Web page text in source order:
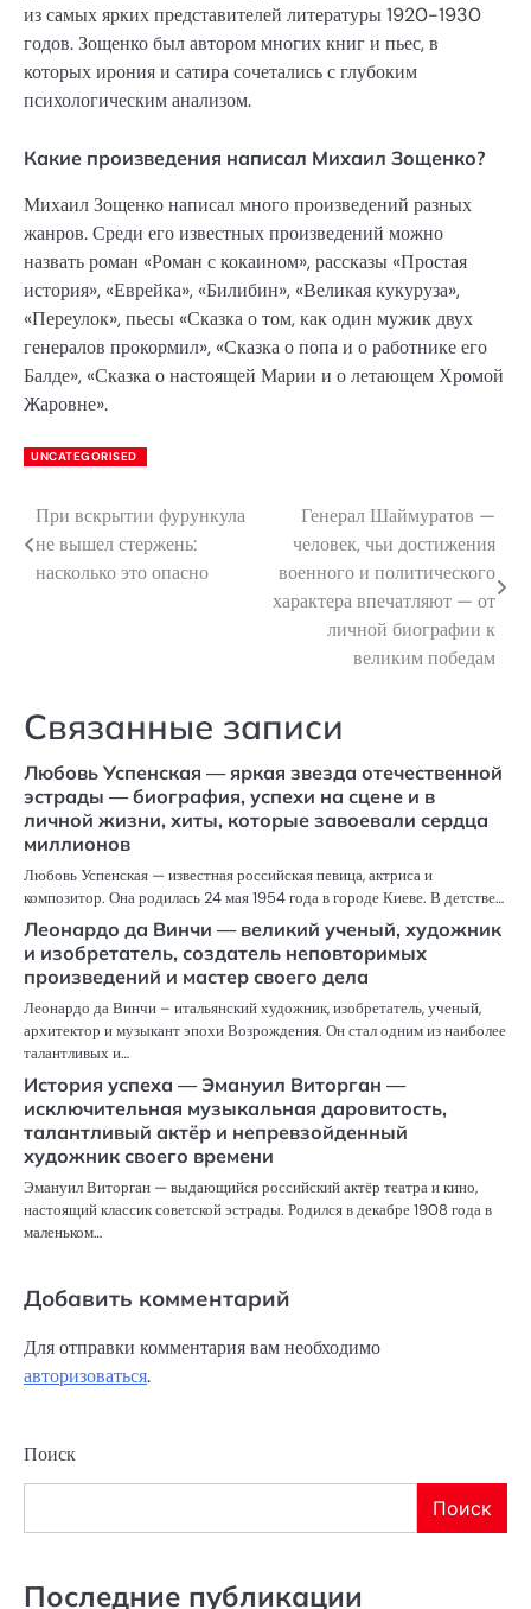
из самых ярких представителей литературы 1920-1930
годов. Зощенко был автором многих книг и пьес, в
которых ирония и сатира сочетались с глубоким
психологическим анализом.
Какие произведения написал Михаил Зощенко?
Михаил Зощенко написал много произведений разных
жанров. Среди его известных произведений можно
назвать роман «Роман с кокаином», рассказы «Простая
история», «Еврейка», «Билибин», «Великая кукуруза»,
«Переулок», пьесы «Сказка о том, как один мужик двух
генералов прокормил», «Сказка о попа и о работнике его
Балде», «Сказка о настоящей Марии и о летающем Хромой
Жаровне».
UNCATEGORISED
Навигация
по
При вскрытии фурункула
не вышел стержень:
насколько это опасно
Генерал Шаймуратов —
человек, чьи достижения
военного и политического
характера впечатляют — от
личной биографии к
великим победам
Связанные записи
Любовь Успенская — яркая звезда отечественной
эстрады — биография, успехи на сцене и в
личной жизни, хиты, которые завоевали сердца
миллионов
Любовь Успенская — известная российская певица, актриса и
композитор. Она родилась 24 мая 1954 года в городе Киеве. В детстве…
Леонардо да Винчи — великий ученый, художник
и изобретатель, создатель неповторимых
произведений и мастер своего дела
Леонардо да Винчи – итальянский художник, изобретатель, ученый,
архитектор и музыкант эпохи Возрождения. Он стал одним из наиболее
талантливых и…
История успеха — Эмануил Виторган —
исключительная музыкальная даровитость,
талантливый актёр и непревзойденный
художник своего времени
Эмануил Виторган — выдающийся российский актёр театра и кино,
настоящий классик советской эстрады. Родился в декабре 1908 года в
маленьком…
Добавить комментарий
Для отправки комментария вам необходимо
авторизоваться.
Поиск
Поиск
Последние публикации